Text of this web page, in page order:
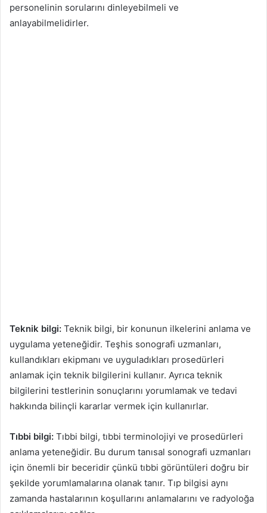
personelinin sorularını dinleyebilmeli ve
anlayabilmelidirler.
Teknik bilgi: Teknik bilgi, bir konunun ilkelerini anlama ve
uygulama yeteneğidir. Teşhis sonografi uzmanları,
kullandıkları ekipmanı ve uyguladıkları prosedürleri
anlamak için teknik bilgilerini kullanır. Ayrıca teknik
bilgilerini testlerinin sonuçlarını yorumlamak ve tedavi
hakkında bilinçli kararlar vermek için kullanırlar.
Tıbbi bilgi: Tıbbi bilgi, tıbbi terminolojiyi ve prosedürleri
anlama yeteneğidir. Bu durum tanısal sonografi uzmanları
için önemli bir beceridir çünkü tıbbi görüntüleri doğru bir
şekilde yorumlamalarına olanak tanır. Tıp bilgisi aynı
zamanda hastalarının koşullarını anlamalarını ve radyoloğa